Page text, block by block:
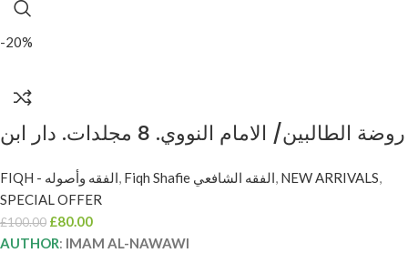
-20%
روضة الطالبين/ الامام النووي. 8 مجلدات. دار ابن
FIQH - الفقه وأصوله, Fiqh Shafie الفقه الشافعي, NEW ARRIVALS,
SPECIAL OFFER
£100.00 £80.00
AUTHOR: IMAM AL-NAWAWI